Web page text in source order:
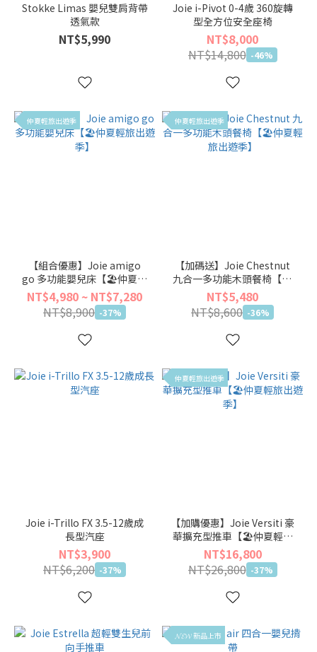
Stokke Limas 嬰兒雙肩背帶
透氣款
NT$5,990
Joie i-Pivot 0-4歲 360旋轉
型全方位安全座椅
NT$8,000
NT$14,800 -46%
仲夏輕旅出遊季
【組合優惠】Joie amigo
go 多功能嬰兒床【🏖仲夏輕
旅出遊季】
NT$4,980 ~ NT$7,280
NT$8,900 -37%
仲夏輕旅出遊季
【加碼送】Joie Chestnut
九合一多功能木頭餐椅【🏖
仲夏輕旅出遊季】
NT$5,480
NT$8,600 -36%
Joie i-Trillo FX 3.5-12歲成
長型汽座
NT$3,900
NT$6,200 -37%
仲夏輕旅出遊季
【加購優惠】Joie Versiti 豪
華擴充型推車【🏖仲夏輕旅
出遊季】
NT$16,800
NT$26,800 -37%
𝓝𝓔𝓦 新品上市